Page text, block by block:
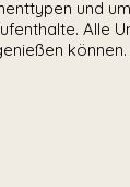
und
Alle
können.